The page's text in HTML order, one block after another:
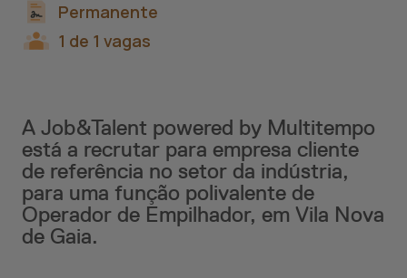
A Job&Talent powered by Multitempo
está a recrutar para empresa cliente
de referência no setor da indústria,
para uma função polivalente de
Operador de Empilhador, em Vila Nova
de Gaia.
Permanente
1 de 1 vagas